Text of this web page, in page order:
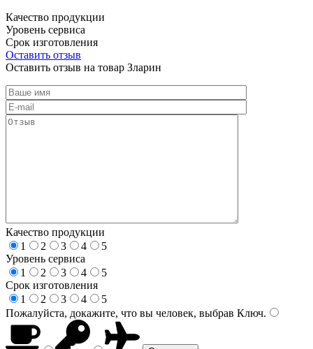
Качество продукции
Уровень сервиса
Срок изготовления
Оставить отзыв
Оставить отзыв на товар Зларин
Качество продукции
1
2 3 4
5
Уровень сервиса
1
2 3 4
5
Срок изготовления
1
2 3 4
5
Пожалуйста, докажите, что вы человек, выбрав Ключ.